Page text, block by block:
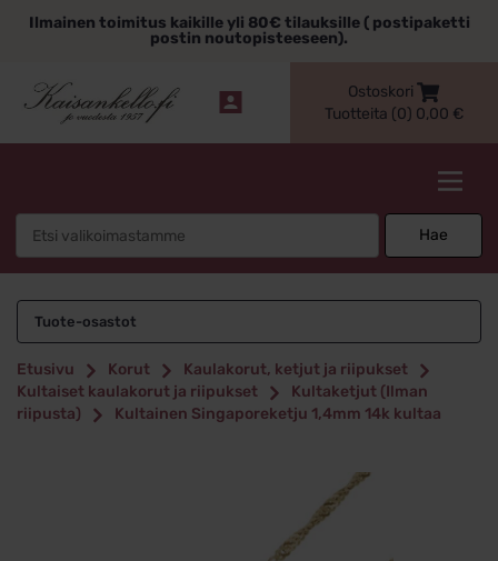
sisältöönIlmainen toimitus kaikille yli 80€ tilauksille ( postipaketti
postin noutopisteeseen).
Ostoskori
Tuotteita (0) 0,00 €
Hae
Tuote-osastot
Etusivu Korut
Kaulakorut, ketjut ja riipukset
Kultaiset kaulakorut ja riipukset
Kultaketjut (Ilman
riipusta)
Kultainen Singaporeketju 1,4mm 14k kultaa